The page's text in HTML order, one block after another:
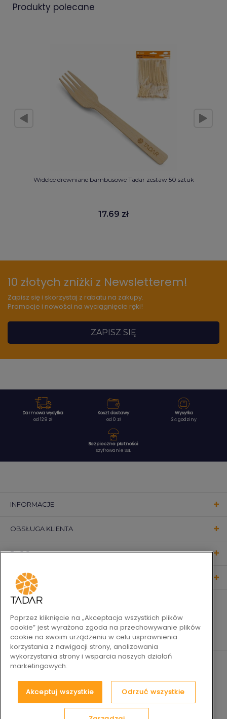
produkty polecane
Widelce drewniane bambusowe Tadar zestaw 50 sztuk
17.69 zł
10 złotych zniżki z Newsletterem!
Zapisz się i skorzystaj z rabatu na zakupy.
Promocje i nowości na wyciągnięcie ręki!
ZAPISZ SIĘ
Darmowa wysyłka
od 129 zł
Koszt dostawy
od 0 zł
Wysyłka
24 godziny
Bezpieczne płatności
szyfrowanie SSL
INFORMACJE
OBSŁUGA KLIENTA
BLOG
KONTAKT
Poprzez kliknięcie na „Akceptacja wszystkich plików
cookie” jest wyrażona zgoda na przechowywanie plików
cookie na swoim urządzeniu w celu usprawnienia
korzystania z nawigacji strony, analizowania
wykorzystania strony i wsparcia naszych działań
marketingowych.
Akceptuj wszystkie Odrzuć wszystkie